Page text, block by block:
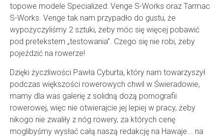
topowe modele Specialized: Venge S-Works oraz Tarmac
S-Works. Venge tak nam przypadło do gustu, że
wypożyczyliśmy 2 sztuki, żeby móc się więcej pobawić
pod pretekstem „testowania”. Czego się nie robi, żeby
pojeździć na rowerze!
Dzięki życzliwości Pawła Cyburta, który nam towarzyszył
podczas większości rowerowych chwil w Świeradowie,
mamy dla was galerię z solidną dozą pornografii
rowerowej, więc nie otwierajcie jej lepiej w pracy, żeby
nikogo nie zwaliły z nóg rowery, za których cenę
moglibyśmy wysłać całą naszą redakcję na Hawaje... na